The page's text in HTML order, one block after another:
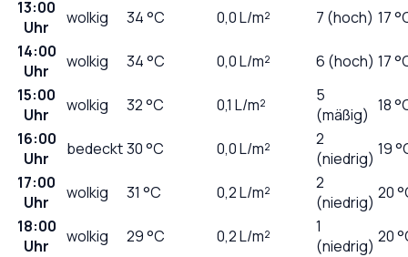
13:00
Uhr
wolkig 34°C 0,0L/m² 7 (hoch) 17
14:00
Uhr
wolkig 34°C 0,0L/m² 6 (hoch) 17
15:00
Uhr
wolkig 32°C 0,1 L/m²
5
(mäßig) 18
16:00
Uhr
bedeckt30°C 0,0L/m²
2
(niedrig) 19
17:00
Uhr
wolkig 31 °C 0,2L/m²
2
(niedrig) 20
18:00
Uhr
wolkig 29°C 0,2L/m²
1
(niedrig) 20